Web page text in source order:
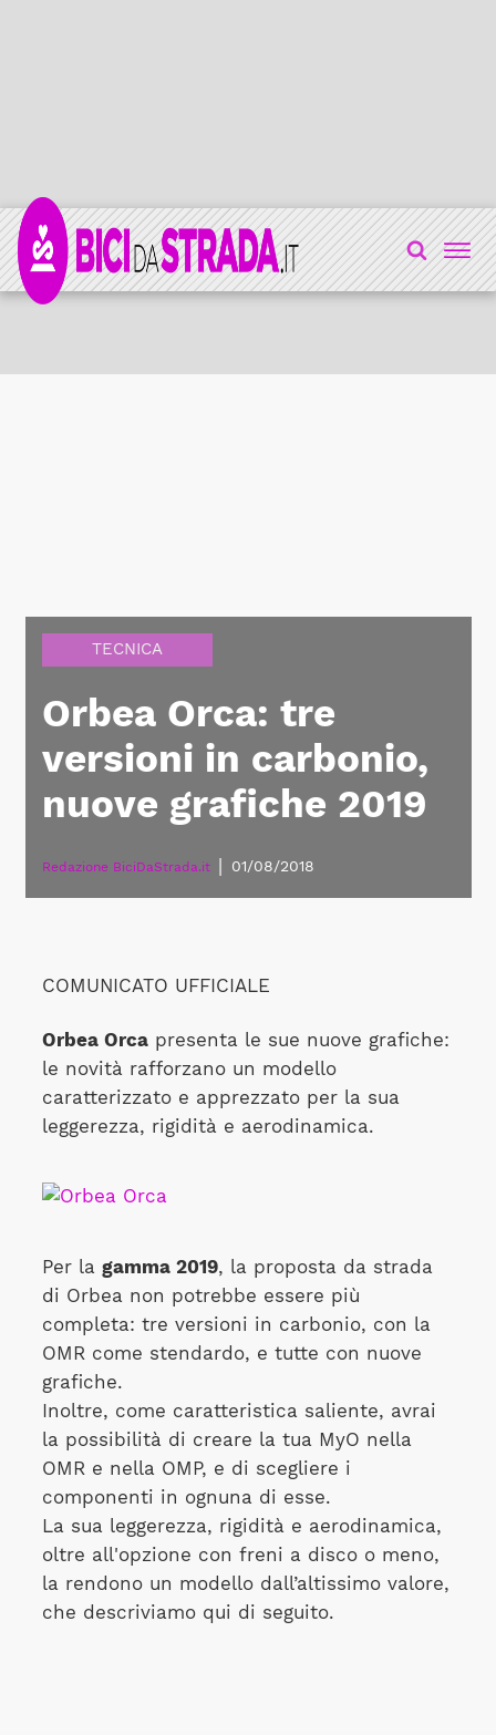
TECNICA
Orbea Orca: tre
versioni in carbonio,
nuove grafiche 2019
Redazione BiciDaStrada.it 01/08/2018
COMUNICATO UFFICIALE
Orbea Orcapresenta le sue nuove grafiche:
le novità rafforzano un modello
caratterizzato e apprezzato per la sua
leggerezza, rigidità e aerodinamica.
Per la gamma 2019, la proposta da strada
di Orbea non potrebbe essere più
completa: tre versioni in carbonio, con la
OMR come stendardo, e tutte con nuove
grafiche.
Inoltre, come caratteristica saliente, avrai
la possibilità di creare la tua MyO nella
OMR e nella OMP, e di scegliere i
componenti in ognuna di esse.
La sua leggerezza, rigidità e aerodinamica,
oltre all'opzione con freni a disco o meno,
la rendono un modello dall’altissimo valore,
che descriviamo qui di seguito.